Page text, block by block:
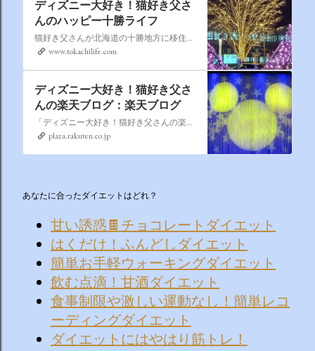
ディズニー大好き！猫好き父さ
んのハッピー十勝ライフ
猫好き父さんが北海道の十勝地方に移住しました。なれない北海道の暮らしについてお伝えします。
www.tokachilife.com
ディズニー大好き！猫好き父さ
んの楽天ブログ：楽天ブログ
「ディズニー大好き！猫好き父さんの楽天ブログ」にようこそ！ いろんなブログサービスが廃止になるなか満を持して楽天ブログをはじめようと思います。 よろしくお願いいたします。
plaza.rakuten.co.jp
あなたに合ったダイエットはどれ？
甘い誘惑🍫チョコレートダイエット
はくだけ！ふんどしダイエット
簡単お手軽ウォーキングダイエット
飲む点滴！甘酒ダイエット
食事制限や激しい運動なし！簡単レコ
ーディングダイエット
ダイエットにはやはり筋トレ！